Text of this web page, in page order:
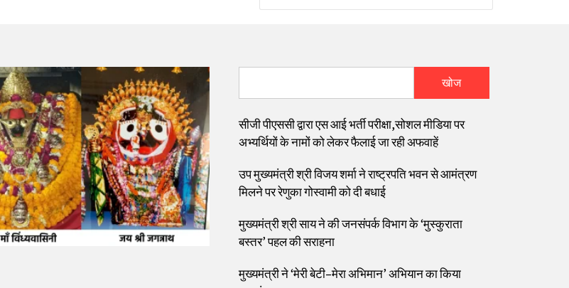
खोज
सीजी पीएससी द्वारा एस आई भर्ती परीक्षा,सोशल मीडिया पर
अभ्यर्थियों के नामों को लेकर फैलाई जा रही अफवाहें
उप मुख्यमंत्री श्री विजय शर्मा ने राष्ट्रपति भवन से आमंत्रण
मिलने पर रेणुका गोस्वामी को दी बधाई
मुख्यमंत्री श्री साय ने की जनसंपर्क विभाग के ‘मुस्कुराता
बस्तर’ पहल की सराहना
मुख्यमंत्री ने ‘मेरी बेटी–मेरा अभिमान’ अभियान का किया